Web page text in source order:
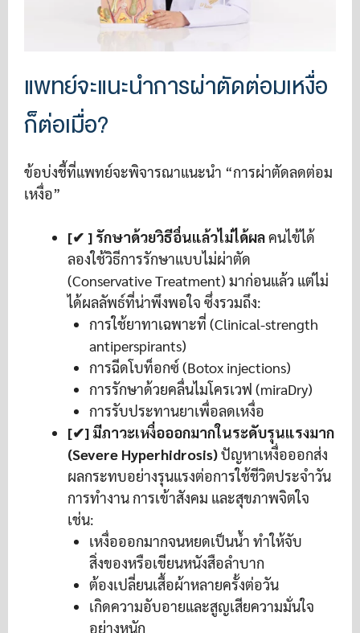
แพทย์จะแนะนำการผ่าตัดต่อมเหงื่อ
ก็ต่อเมื่อ?
ข้อบ่งชี้ที่แพทย์จะพิจารณาแนะนำ “การผ่าตัดลดต่อม
เหงื่อ”
[✔ ] รักษาด้วยวิธีอื่นแล้วไม่ได้ผลคนไข้ได้
ลองใช้วิธีการรักษาแบบไม่ผ่าตัด
(Conservative Treatment) มาก่อนแล้ว แต่ไม่
ได้ผลลัพธ์ที่น่าพึงพอใจ ซึ่งรวมถึง:
การใช้ยาทาเฉพาะที่ (Clinical-strength
antiperspirants)
การฉีดโบท็อกซ์ (Botox injections)
การรักษาด้วยคลื่นไมโครเวฟ (miraDry)
การรับประทานยาเพื่อลดเหงื่อ
[✔] มีภาวะเหงื่อออกมากในระดับรุนแรงมาก
(Severe Hyperhidrosis)ปัญหาเหงื่อออกส่ง
ผลกระทบอย่างรุนแรงต่อการใช้ชีวิตประจำวัน
การทำงาน การเข้าสังคม และสุขภาพจิตใจ
เช่น:
เหงื่อออกมากจนหยดเป็นน้ำ ทำให้จับ
สิ่งของหรือเขียนหนังสือลำบาก
ต้องเปลี่ยนเสื้อผ้าหลายครั้งต่อวัน
เกิดความอับอายและสูญเสียความมั่นใจ
อย่างหนัก